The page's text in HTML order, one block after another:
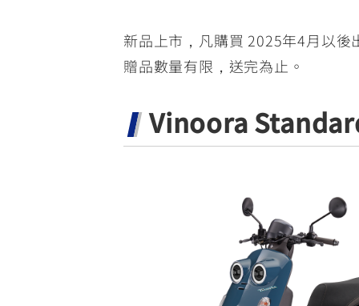
新品上市，凡購買 2025年4月以
贈品數量有限，送完為止。
Vinoora